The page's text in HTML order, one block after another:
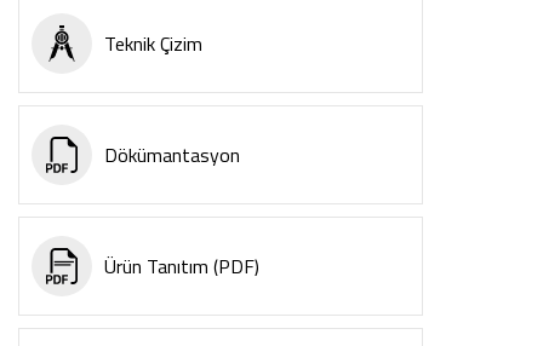
Teknik Çizim
Dökümantasyon
Ürün Tanıtım (PDF)